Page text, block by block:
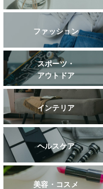
ファッション
スポーツ・
アウトドア
インテリア
ヘルスケア
美容・コスメ